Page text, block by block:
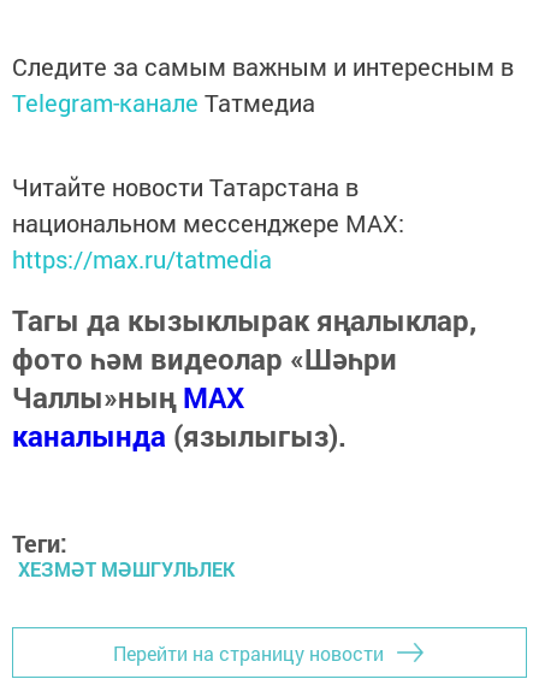
Следите за самым важным и интересным в
Telegram-канале Татмедиа
Читайте новости Татарстана в
национальном мессенджере MАХ:
https://max.ru/tatmedia
Тагы да кызыклырак яңалыклар,
фото һәм видеолар «Шәһри
Чаллы»ныңMAX
каналында (язылыгыз).
Теги:
ХЕЗМӘТ МӘШГУЛЬЛЕК
Перейти на страницу новости